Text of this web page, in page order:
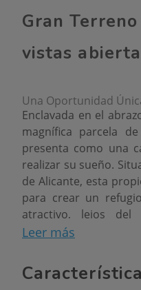
Gran
vistas
Una Oportunidad
Enclavada en el
magnífica parcela
presenta como una
realizar su sueño.
de Alicante, esta
para crear un
atractivo, lejos
suficientemente
Ubicación Privilegiada
Leer más